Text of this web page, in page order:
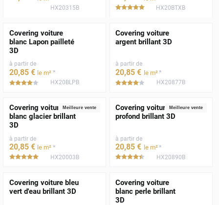
HX20315B *****HX20BTXB
Covering voiture
blanc Lapon pailleté
3D
à partir de
20,85 € le m² *
***** HX20BLPB
Covering voiture
argent brillant 3D
à partir de
20,85 € le m²*
***** HX20877B
Meilleure vente
Covering voiture
blanc glacier brillant
3D
à partir de
20,85 € le m² *
*****HX20003B
Meilleure vente
Covering voiture noir
profond brillant 3D
à partir de
20,85 € le m²*
***** HX20890B
Covering voiture bleu
vert d'eau brillant 3D
Covering voiture
blanc perle brillant
3D